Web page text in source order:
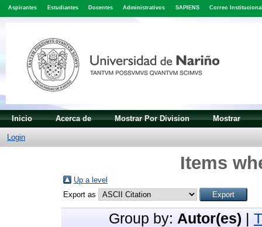
Aspirantes Estudiantes Docentes Administrativos SAPIENS Correo
Inicio Acerca de Mostrar Por Division Mostrar
Login
Items
Up a level
Export as
Group by: Autor(es) |